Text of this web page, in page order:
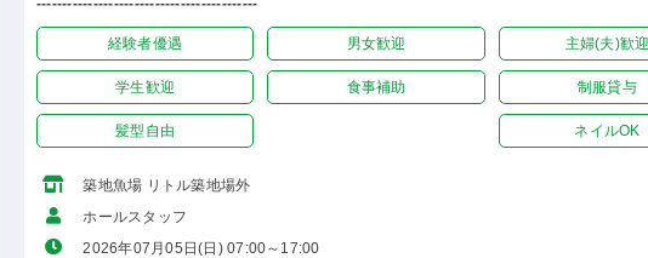
-------------------------------------------
経験者優遇 男女歓迎 主婦(夫)歓
学生歓迎 食事補助 制服貸与
髪型自由 ネイルOK
築地魚場 リトル築地場外
ホールスタッフ
2026年07月05日(日) 07:00～17:00